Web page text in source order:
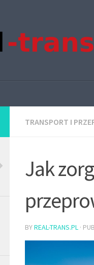
TRANSPORT I
Jak
BYREAL-TRANS.PL ·